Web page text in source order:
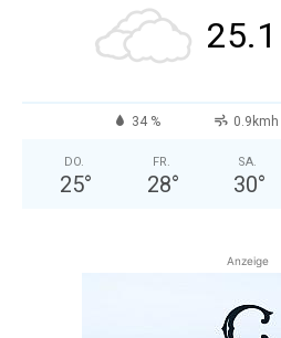
25.1
34 % 0.9kmh
DO.
25°
FR.
28°
SA.
30°
Anzeige